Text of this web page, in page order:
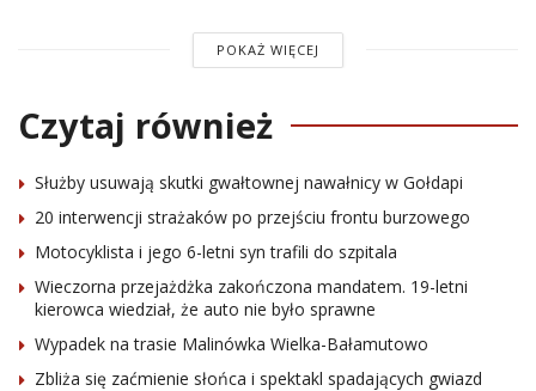
POKAŻ WIĘCEJ
Czytaj również
Służby usuwają skutki gwałtownej nawałnicy w Gołdapi
20 interwencji strażaków po przejściu frontu burzowego
Motocyklista i jego 6-letni syn trafili do szpitala
Wieczorna przejażdżka zakończona mandatem. 19-letni
kierowca wiedział, że auto nie było sprawne
Wypadek na trasie Malinówka Wielka-Bałamutowo
Zbliża się zaćmienie słońca i spektakl spadających gwiazd